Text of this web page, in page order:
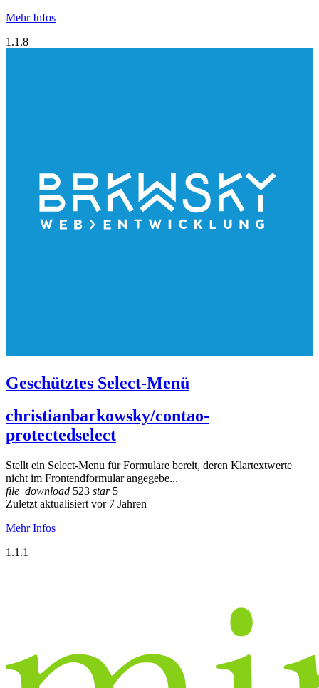
Mehr Infos
1.1.8
Geschütztes Select-Menü
christianbarkowsky/contao-
protectedselect
Stellt ein Select-Menu für Formulare bereit, deren Klartextwerte
nicht im Frontendformular angegebe...
file_download 523 star5
Zuletzt aktualisiert vor 7 Jahren
Mehr Infos
1.1.1